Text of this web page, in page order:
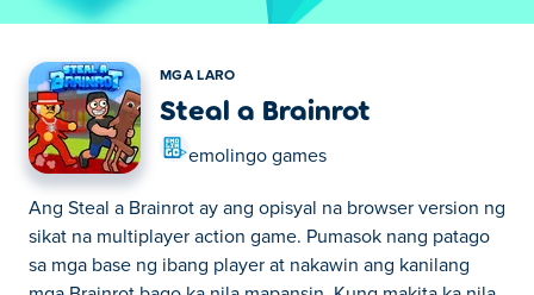
MGA LARO
Steal a Brainrot
emolingo games
Ang Steal a Brainrot ay ang opisyal na browser version ng
sikat na multiplayer action game. Pumasok nang patago
sa mga base ng ibang player at nakawin ang kanilang